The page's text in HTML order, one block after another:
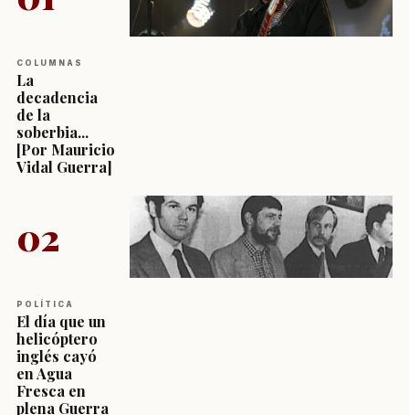
COLUMNAS
La
decadencia
de la
soberbia...
[Por Mauricio
Vidal Guerra]
02
POLÍTICA
El día que un
helicóptero
inglés cayó
en Agua
Fresca en
plena Guerra